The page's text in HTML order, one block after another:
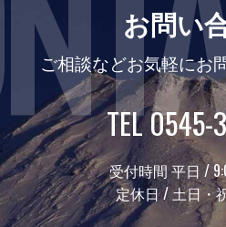
お問い
ご相談などお気軽にお
TEL 0545-
受付時間 平日 /
定休日 / 土日・